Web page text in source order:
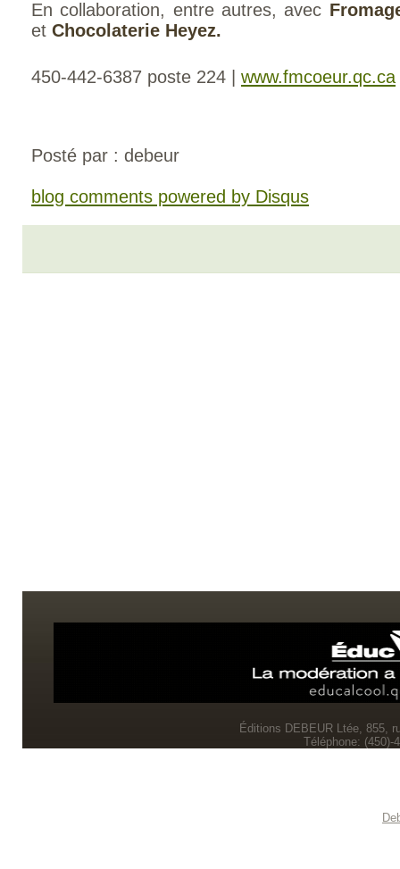
En collaboration, entre autres, avec
et Chocolaterie Heyez.
450-442-6387 poste 224 | www.fmcoeur.qc.ca
Posté par : debeur
blog comments powered by Disqus
Éditions DEBEUR Ltée, 855,
Téléphone: (450)-